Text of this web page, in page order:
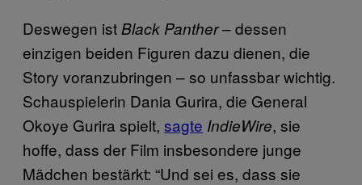
Deswegen ist Black Panther– dessen
einzigen beiden Figuren dazu dienen, die
Story voranzubringen – so unfassbar wichtig.
Schauspielerin Dania Gurira, die General
Okoye Gurira spielt, sagte IndieWire, sie
hoffe, dass der Film insbesondere junge
Mädchen bestärkt: “Und sei es, dass sie